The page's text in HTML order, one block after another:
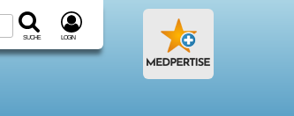
Suche Login